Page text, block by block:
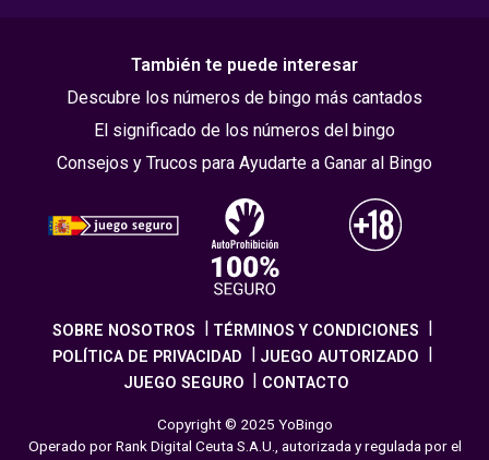
También te puede interesar
Descubre los números de bingo más cantados
El significado de los números del bingo
Consejos y Trucos para Ayudarte a Ganar al Bingo
SOBRE NOSOTROS
TÉRMINOS Y CONDICIONES
POLÍTICA DE PRIVACIDAD
JUEGO AUTORIZADO
JUEGO SEGURO
CONTACTO
Copyright © 2025 YoBingo
Operado por Rank Digital Ceuta S.A.U., autorizada y regulada por el